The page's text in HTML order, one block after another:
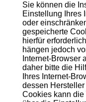
Sie können die
Einstellung Ihres
oder
gespeicherte
hierfür
hängen jedoch
Internet-Browser
daher bitte die
Ihres Internet-
dessen
Cookies kann